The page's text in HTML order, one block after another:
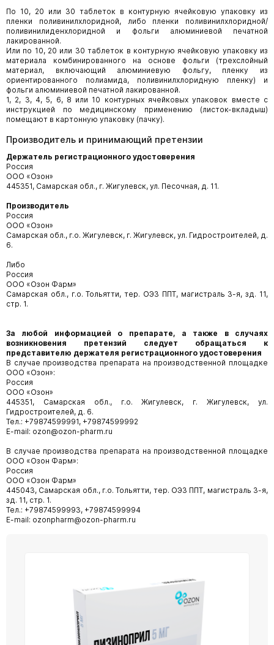
По 10, 20 или 30 таблеток в контурную ячейковую упаковку из
пленки поливинилхлоридной, либо пленки поливинилхлоридной/
поливинилиденхлоридной и фольги алюминиевой печатной
лакированной.
Или по 10, 20 или 30 таблеток в контурную ячейковую упаковку из
материала комбинированного на основе фольги (трехслойный
материал, включающий алюминиевую фольгу, пленку из
ориентированного полиамида, поливинилхлоридную пленку) и
фольги алюминиевой печатной лакированной.
1, 2, 3, 4, 5, 6, 8 или 10 контурных ячейковых упаковок вместе с
инструкцией по медицинскому применению (листок-вкладыш)
помещают в картонную упаковку (пачку).
Производитель и принимающий претензии
Держатель регистрационного удостоверения
Россия
ООО «Озон»
445351, Самарская обл., г. Жигулевск, ул. Песочная, д. 11.
Производитель
Россия
ООО «Озон»
Самарская обл., г.о. Жигулевск, г. Жигулевск, ул. Гидростроителей, д.
6.
Либо
Россия
ООО «Озон Фарм»
Самарская обл., г.о. Тольятти, тер. ОЭЗ ППТ, магистраль 3-я, зд. 11,
стр. 1.
За любой информацией о препарате, а также в случаях
возникновения претензий следует обращаться к
представителю держателя регистрационного удостоверения
В случае производства препарата на производственной площадке
ООО «Озон»:
Россия
ООО «Озон»
445351, Самарская обл., г.о. Жигулевск, г. Жигулевск, ул.
Гидростроителей, д. 6.
Тел.: +79874599991, +79874599992
E-mail: ozon@ozon-pharm.ru
В случае производства препарата на производственной площадке
ООО «Озон Фарм»:
Россия
ООО «Озон Фарм»
445043, Самарская обл., г.о. Тольятти, тер. ОЭЗ ППТ, магистраль 3-я,
зд. 11, стр. 1.
Тел.: +79874599993, +79874599994
E-mail: ozonpharm@ozon-pharm.ru